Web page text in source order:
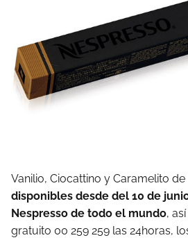
Vanilio, Ciocattino y Caramelito
disponibles desde del 10 de
Nespresso de todo el mundo,
gratuito 00 259 259 las 24horas,